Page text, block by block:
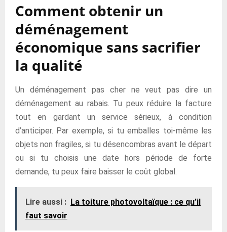
Comment obtenir un
déménagement
économique sans sacrifier
la qualité
Un déménagement pas cher ne veut pas dire un
déménagement au rabais. Tu peux réduire la facture
tout en gardant un service sérieux, à condition
d’anticiper. Par exemple, si tu emballes toi-même les
objets non fragiles, si tu désencombras avant le départ
ou si tu choisis une date hors période de forte
demande, tu peux faire baisser le coût global.
Lire aussi : La toiture photovoltaïque : ce qu’il
faut savoir